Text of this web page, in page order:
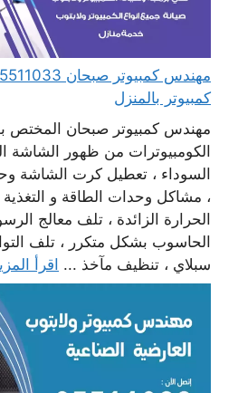
كمبيوتر بالمنزل
مهندس كمبيوتر صبحان المختص
الكومبيوترات من ظهور الشاشة
السوداء ، تعطيل كرت الشاشة
، مشاكل وحدات الطاقة و
الحرارة الزائدة ، تلف معالج
الحاسوب بشكل متكرر ، تلف
سبلاي ، تنظيف مآخذ ... اقرأ